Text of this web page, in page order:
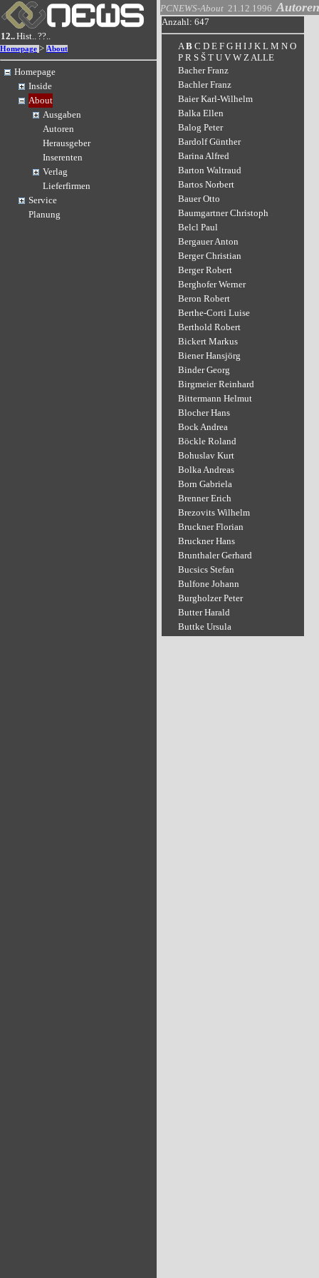
12..Hist..??..
Homepage > About
Homepage
Inside
About
Ausgaben
Autoren
Herausgeber
Inserenten
Verlag
Lieferfirmen
Service
Planung
PCNEWS-About 21.12.1996 Autoren
Anzahl: 647
A B C D E F G H I J K L M N O
P R S Š T U V W ZALLE
Bacher Franz
Bachler Franz
Baier Karl-Wilhelm
Balka Ellen
Balog Peter
Bardolf Günther
Barina Alfred
Barton Waltraud
Bartos Norbert
Bauer Otto
Baumgartner Christoph
Belcl Paul
Bergauer Anton
Berger Christian
Berger Robert
Berghofer Werner
Beron Robert
Berthe-Corti Luise
Berthold Robert
Bickert Markus
Biener Hansjörg
Binder Georg
Birgmeier Reinhard
Bittermann Helmut
Blocher Hans
Bock Andrea
Böckle Roland
Bohuslav Kurt
Bolka Andreas
Born Gabriela
Brenner Erich
Brezovits Wilhelm
Bruckner Florian
Bruckner Hans
Brunthaler Gerhard
Bucsics Stefan
Bulfone Johann
Burgholzer Peter
Butter Harald
Buttke Ursula